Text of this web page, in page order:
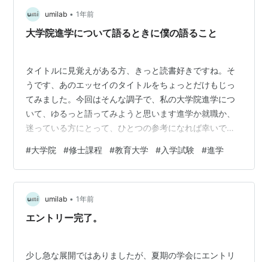
umilab • 1年前
大学院進学について語るときに僕の語ること
タイトルに見覚えがある方、きっと読書好きですね。そ
うです、あのエッセイのタイトルをちょっとだけもじっ
てみました。今回はそんな調子で、私の大学院進学につ
いて、ゆるっと語ってみようと思います進学か就職か、
迷っている方にとって、ひとつの参考になれば幸いで
#大学院 #修士課程 #教育大学 #入学試験 #進学
umilab • 1年前
エントリー完了。
少し急な展開ではありましたが、夏期の学会にエントリ